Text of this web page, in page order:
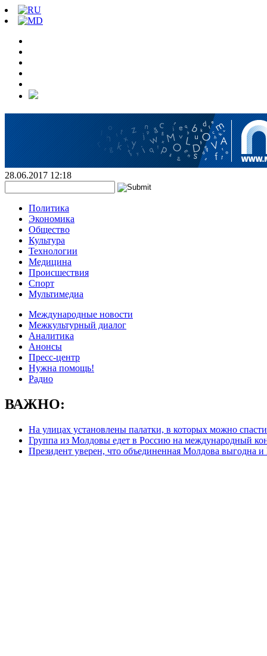
28.06.2017 12:18
Политика
Экономика
Общество
Культура
Технологии
Медицина
Происшествия
Спорт
Мультимедиа
Международные новости
Межкультурный диалог
Аналитика
Анонсы
Пресс-центр
Нужна помощь!
Радио
ВАЖНО:
На улицах установлены палатки, в которых можно
Группа из Молдовы едет в Россию на международный
Президент уверен, что объединенная Молдова выгодна